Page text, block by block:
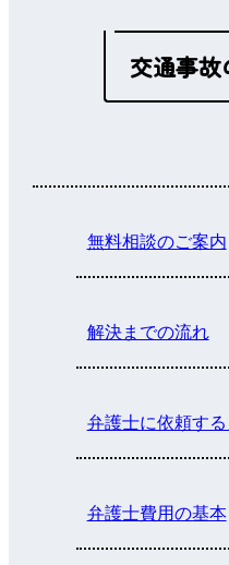
交通事
無料相談のご案内
解決までの流れ
弁護士に依頼する
弁護士費用の基本